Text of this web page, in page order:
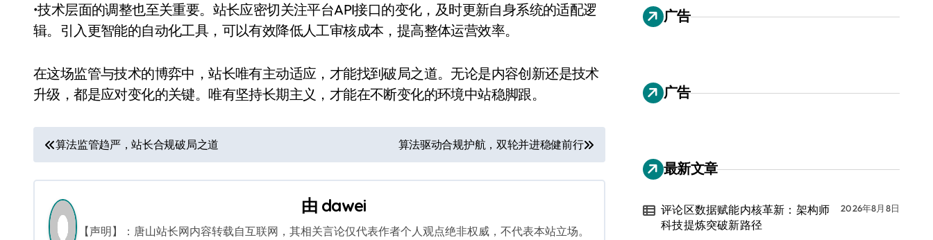
•技术层面的调整也至关重要。站长应密切关注平台API接口的变化，及时更新自身系统的适配逻
辑。引入更智能的自动化工具，可以有效降低人工审核成本，提高整体运营效率。
在这场监管与技术的博弈中，站长唯有主动适应，才能找到破局之道。无论是内容创新还是技术
升级，都是应对变化的关键。唯有坚持长期主义，才能在不断变化的环境中站稳脚跟。
文
章
导
航
算法监管趋严，站长合规破局之道 算法驱动合规护航，双轮并进稳健前行
由 dawei
【声明】：唐山站长网内容转载自互联网，其相关言论仅代表作者个人观点绝非权威，不代表本站立场。
广告
广告
最新文章
评论区数据赋能内核革新：架构师
科技提炼突破新路径
2026年8月8日